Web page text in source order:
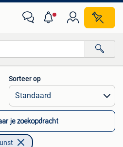
Sorteer op
je zoekopdracht